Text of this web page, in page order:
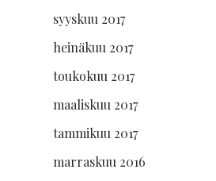
syyskuu 2017
heinäkuu 2017
toukokuu 2017
maaliskuu 2017
tammikuu 2017
marraskuu 2016